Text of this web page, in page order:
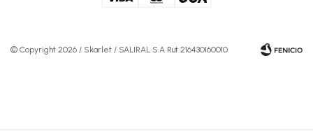
© Copyright 2026 / Skarlet / SALIRAL S.A Rut 216430160010